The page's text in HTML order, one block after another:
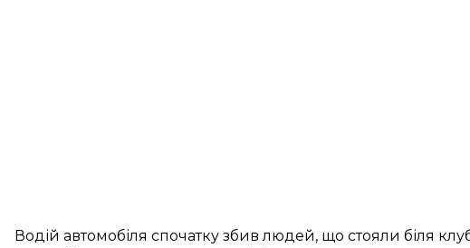
Водій автомобіля спочатку збив людей, що стояли біля